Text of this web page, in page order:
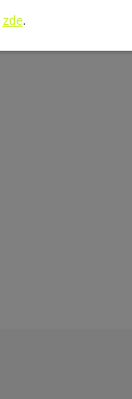
zde.